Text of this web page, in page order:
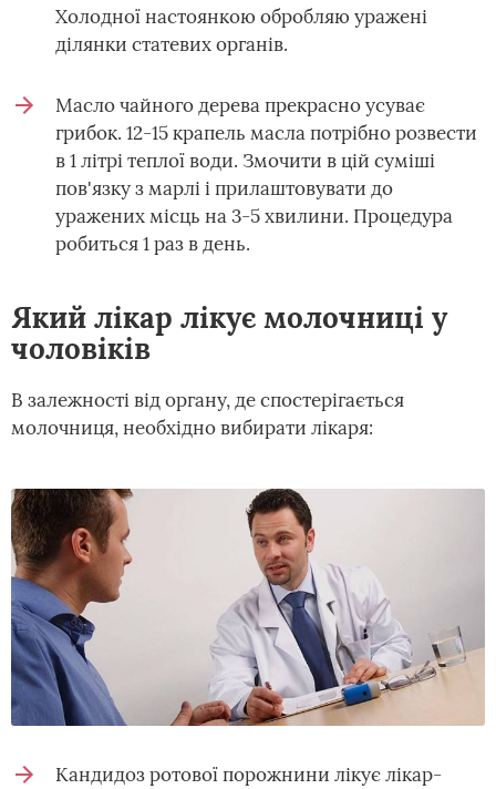
Холодної настоянкою обробляю уражені
ділянки статевих органів.
Масло чайного дерева прекрасно усуває
грибок. 12-15 крапель масла потрібно розвести
в 1 літрі теплої води. Змочити в цій суміші
пов'язку з марлі і прилаштовувати до
уражених місць на 3-5 хвилини. Процедура
робиться 1 раз в день.
Який лікар лікує молочниці у
чоловіків
В залежності від органу, де спостерігається
молочниця, необхідно вибирати лікаря:
Кандидоз ротової порожнини лікує лікар-